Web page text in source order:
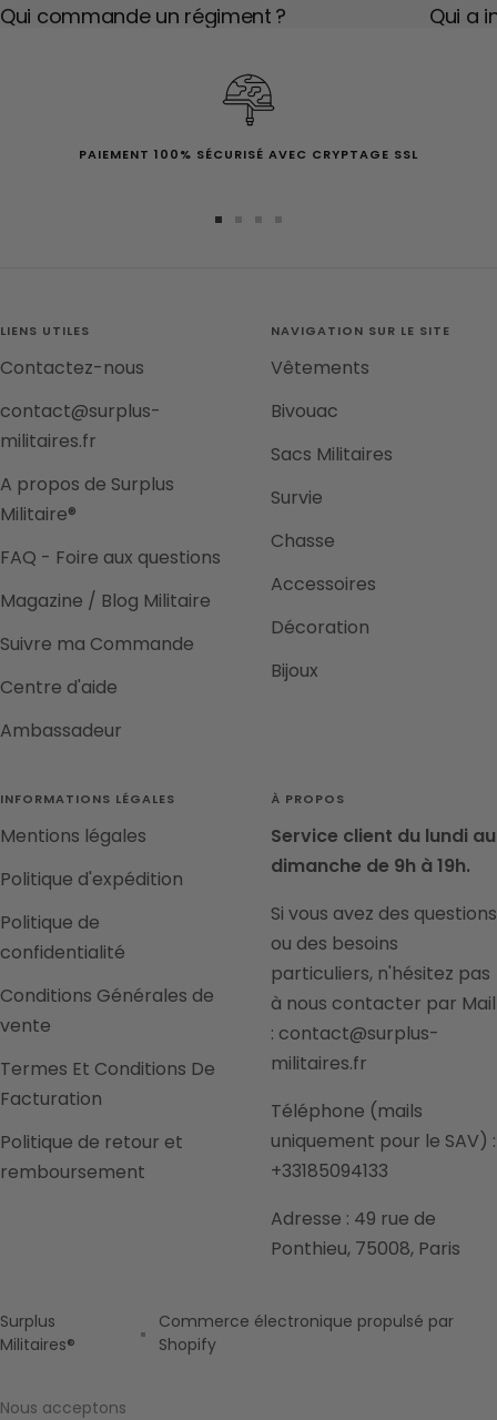
Qui commande un régiment ? Qui a
PAIEMENT 100% SÉCURISÉ AVEC CRYPTAGE SSL
4
LIENS UTILES
Contactez-nous
contact@surplus-
militaires.fr
A propos de Surplus
Militaire®
FAQ - Foire aux questions
Magazine / Blog Militaire
Suivre ma Commande
Centre d'aide
Ambassadeur
NAVIGATION SUR LE SITE
Vêtements
Bivouac
Sacs Militaires
Survie
Chasse
Accessoires
Décoration
Bijoux
INFORMATIONS LÉGALES
Mentions légales
Politique d'expédition
Politique de
confidentialité
Conditions Générales de
vente
Termes Et Conditions De
Facturation
Politique de retour et
remboursement
À PROPOS
Service client du lundi au
dimanche de 9h à 19h.
Si vous avez des questions
ou des besoins
particuliers, n'hésitez pas
à nous contacter par Mail
: contact@surplus-
militaires.fr
Téléphone (mails
uniquement pour le SAV) :
+33185094133
Adresse : 49 rue de
Ponthieu, 75008, Paris
Surplus
Militaires®
Commerce électronique propulsé par
Shopify
Nous acceptons